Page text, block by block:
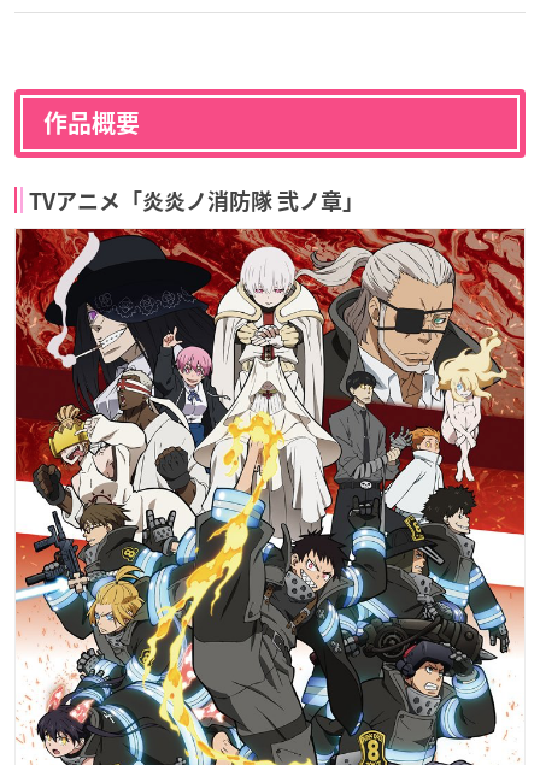
作品概要
TVアニメ「炎炎ノ消防隊 弐ノ章」